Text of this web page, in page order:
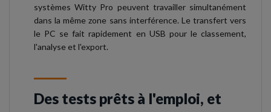
systèmes Witty Pro peuvent travailler simultanément
dans la même zone sans interférence. Le transfert vers
le PC se fait rapidement en USB pour le classement,
l'analyse et l'export.
Des tests prêts à l'emploi, et